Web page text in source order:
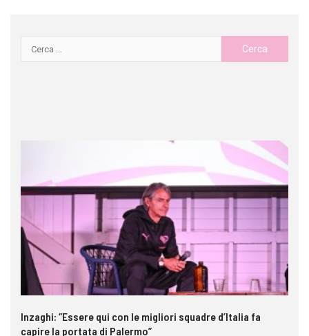
Inzaghi: “Essere qui con le migliori squadre d’Italia fa
capire la portata di Palermo”